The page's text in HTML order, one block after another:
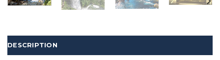
DESCRIPTION